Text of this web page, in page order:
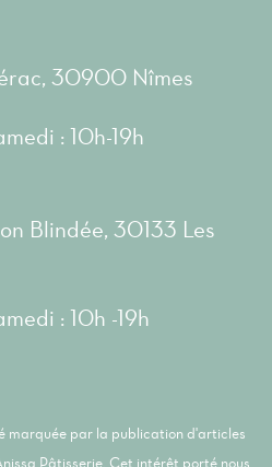
30900 Nîmes
: 10h-19h
Blindée, 30133 Les
: 10h -19h
marquée par la publication d'articles